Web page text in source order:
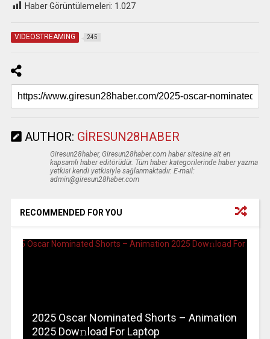
Haber Görüntülemeleri: 1.027
VIDEOSTREAMING 245
AUTHOR: GIRESUN28HABER
Giresun28haber, Giresun28haber.com haber sitesine ait en
kapsamlı haber editörüdür. Tüm haber kategorilerinde haber yazma
yetkisi kendi yetkisiyle sağlanmaktadır. E-mail:
admin@giresun28haber.com
RECOMMENDED FOR YOU
2025 Oscar Nominated Shorts – Animation
2025 Dow𝚗load For Laptop